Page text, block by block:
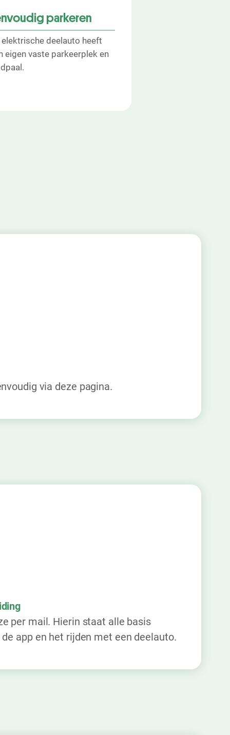
parkeren
elektrische deelauto heeft
eigen vaste parkeerplek en
via deze pagina.
per mail. Hierin staat alle basis
app en het rijden met een deelauto.